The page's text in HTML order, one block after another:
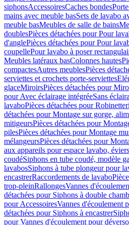
siphonsAccessoiresCaches bondes
mains avec meuble basSets de lavabo
meuble basMeubles de salle de bains
doublesPièces détachées pour Pour
d'anglePièces détachées pour Pour
coupellePour lavabo à poser
Meubles latéraux basColonnes hautes
compactesAutres meublesPièces
serviettes et crochets porte-serviettes
glaceMiroirsPièces détachées pour
pour Avec éclairage intégréeSans
lavaboPièces détachées pour
détachées pour Montage sur gorge,
mitigeursPièces détachées pour
pilesPièces détachées pour Montage
mélangeursPièces détachées pour
aux appareils pour espace lavabo,
coudéSiphons en tube coudé, modèle
lavabosSiphons à tube plongeur pour
encastrerRaccordements de lavabo
trop-pleinRallongesVannes
détachées pour Siphons à double
pour AccessoiresVannes d'écoulement
détachées pour Siphons à encastrer
pour Vannes d'écoulement pour